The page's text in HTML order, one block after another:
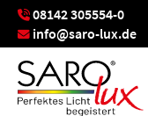
08142 305554-0
info@saro-lux.de